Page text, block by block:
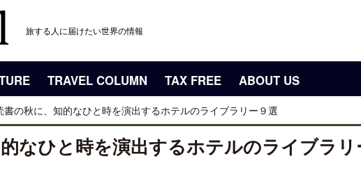
旅する人に届けたい世界の情報
TRAVEL COLUMN TAX FREE ABOUT US
書の秋に、知的なひと時を演出するホテルのライブラリー９選
なひと時を演出するホテルのライブラリ